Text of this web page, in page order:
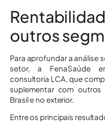
outros
Para aprofundar a análise
setor, a FenaSaúde
consultoria LCA, que
suplementar com
Brasil e no exterior.
Entre os principais